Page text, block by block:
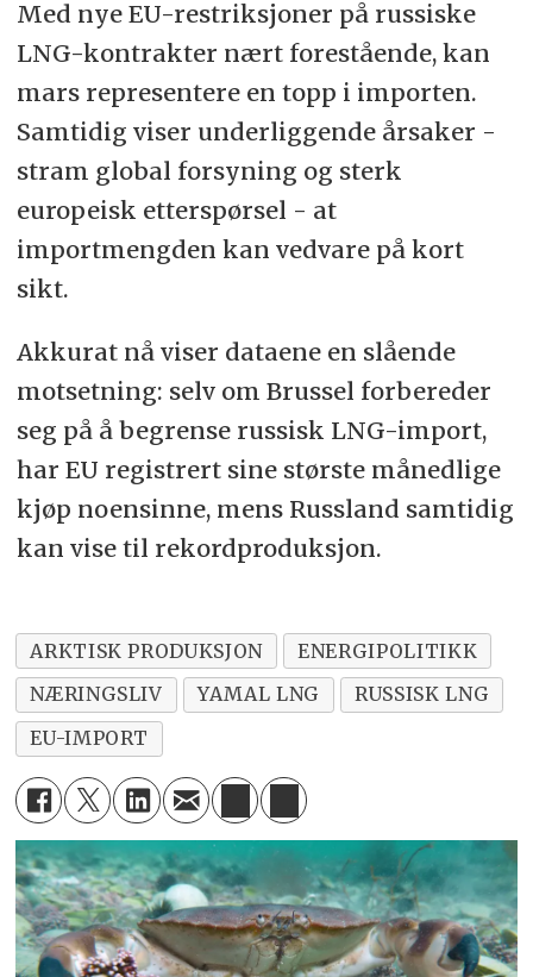
Med nye EU-restriksjoner på russiske
LNG-kontrakter nært forestående, kan
mars representere en topp i importen.
Samtidig viser underliggende årsaker -
stram global forsyning og sterk
europeisk etterspørsel - at
importmengden kan vedvare på kort
sikt.
Akkurat nå viser dataene en slående
motsetning: selv om Brussel forbereder
seg på å begrense russisk LNG-import,
har EU registrert sine største månedlige
kjøp noensinne, mens Russland samtidig
kan vise til rekordproduksjon.
ARKTISK PRODUKSJON
ENERGIPOLITIKK
NÆRINGSLIV
YAMAL LNG
RUSSISK LNG
EU-IMPORT